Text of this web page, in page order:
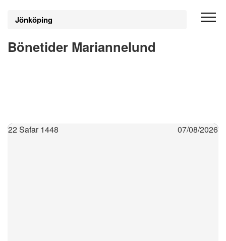
Jönköping
Bönetider Mariannelund
22 Safar 1448 07/08/2026